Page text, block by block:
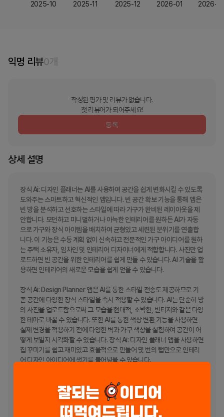
2025-10 2025-11 2025-12 2026-01 2026-
익명 리뷰0개
작성된 평가 및 리뷰가 없습니다.
첫 리뷰어가 되어주세요!
등록
상세 설명
장식 Ai: 디자인 플래너는 AI를 사용하여 공간을 쉽게 변화시킬 수 있도록
도와주는 스마트하고 혁신적인 앱입니다. 빈 공간 확보 기능을 통해 앱은
빈 방을 분석하고 선호하는 스타일에 따라 가구가 완비된 레이아웃을 제
안합니다. 모던하고 미니멀하거나 아늑한 인테리어를 원하든 AI가 자동
으로 가구와 장식 아이템을 배치하여 균형있고 세련된 분위기를 연출합
니다. 이 기능은 수동 계획 없이 신속하고 전문적인 가구 아이디어를 원하
는 주택 소유자, 임차인 및 인테리어 디자이너에게 적합합니다. 사진만 업
로드하면 빈 공간을 위한 인테리어를 쉽게 만들 수 있습니다. AI 기술을 활
용하면 인테리어의 새로운 모습을 쉽게 얻을 수 있습니다.
장식 Ai: Design Planner 앱은 AI를 통한 스타일 전송도 제공하므로 기
존 공간에 다양한 장식 스타일을 즉시 적용할 수 있습니다. AI는 단순히 방
의 사진을 업로드함으로써 그 모습을 현대적, 소박한, 빈티지와 같은 다양
한 테마로 바꿀 수 있습니다. 또한 AI를 통한 색상 변환 기능을 사용하면
실제 변경을 적용하기 전에 다양한 벽과 가구 색상을 실험하여 공간이 어
떻게 보일지 시각화할 수 있습니다. 장식 Ai: 디자인 플래너 앱을 사용하면
집 꾸미기를 쉽고 재미있고 효율적으로 만들어 몇 번의 탭만으로 인테리
어 디자인 아이디어에 생기를 불어넣을 수 있습니다.
사진을 업로드하고 AI가 인테리어를 디자인하게 하여 빈 공간을 마련해